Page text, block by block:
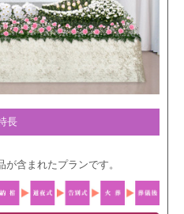
長
含まれたプランです。